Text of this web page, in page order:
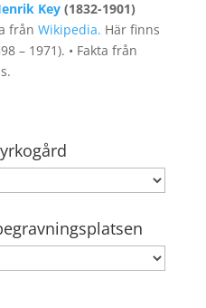
Key(1832-1901)
från Wikipedia. Här finns
– 1971). • Fakta från